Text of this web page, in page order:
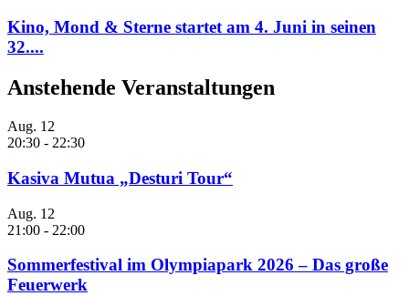
Kino, Mond & Sterne startet am 4. Juni in seinen
32....
Anstehende Veranstaltungen
Aug. 12
20:30 - 22:30
Kasiva Mutua „Desturi Tour“
Aug. 12
21:00 - 22:00
Sommerfestival im Olympiapark 2026 – Das große
Feuerwerk